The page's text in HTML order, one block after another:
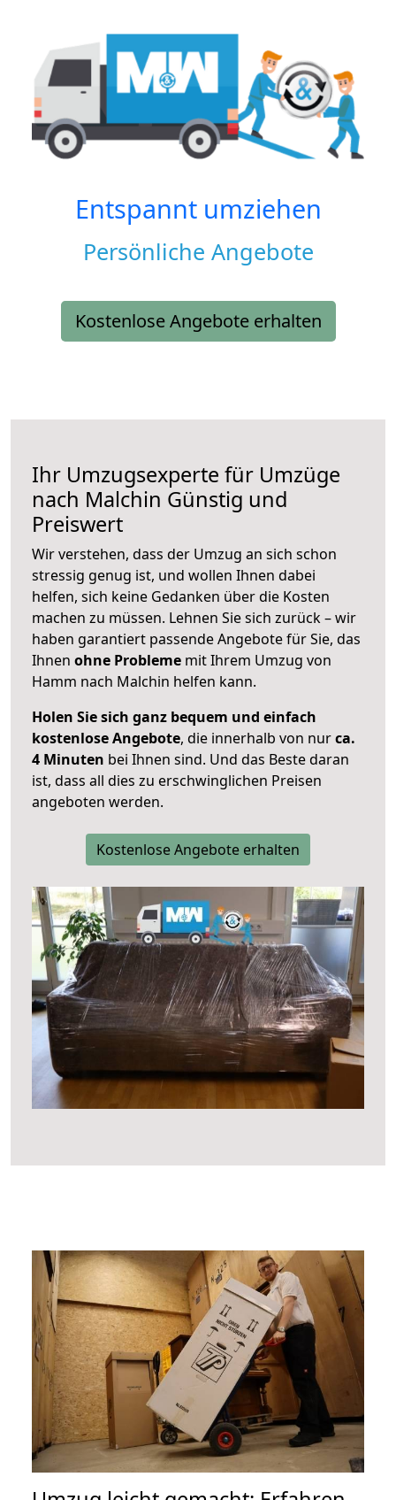
Entspannt umziehen
Persönliche Angebote
Kostenlose Angebote erhalten
Ihr Umzugsexperte für Umzüge
nach Malchin Günstig und
Preiswert
Wir verstehen, dass der Umzug an sich schon
stressig genug ist, und wollen Ihnen dabei
helfen, sich keine Gedanken über die Kosten
machen zu müssen. Lehnen Sie sich zurück – wir
haben garantiert passende Angebote für Sie, das
Ihnen ohne Probleme mit Ihrem Umzug von
Hamm nach Malchin helfen kann.
Holen Sie sich ganz bequem und einfach
kostenlose Angebote, die innerhalb von nurca.
4 Minuten bei Ihnen sind. Und das Beste daran
ist, dass all dies zu erschwinglichen Preisen
angeboten werden.
Kostenlose Angebote erhalten